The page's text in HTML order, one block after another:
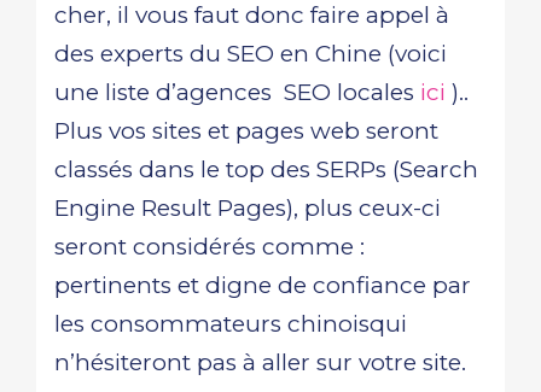
cher, il vous faut donc faire appel à
des experts du SEO en Chine (voici
une liste d’agences SEO locales ici )..
Plus vos sites et pages web seront
classés dans le top des SERPs (Search
Engine Result Pages), plus ceux-ci
seront considérés comme :
pertinents et digne de confiance par
les consommateurs chinoisqui
n’hésiteront pas à aller sur votre site.